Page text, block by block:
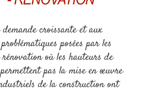
croissante et aux
posées par les
où les hauteurs de
pas la mise en œuvre
de la construction ont